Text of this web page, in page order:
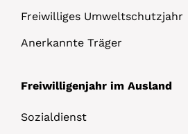
Freiwilliges Umweltschutzjahr
Anerkannte Träger
Freiwilligenjahr im Ausland
Sozialdienst